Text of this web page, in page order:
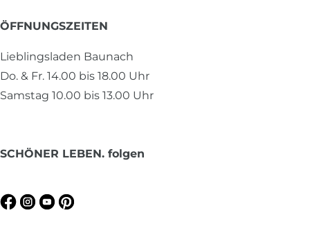
ÖFFNUNGSZEITEN
Lieblingsladen Baunach
Do. & Fr. 14.00 bis 18.00 Uhr
Samstag 10.00 bis 13.00 Uhr
SCHÖNER LEBEN. folgen